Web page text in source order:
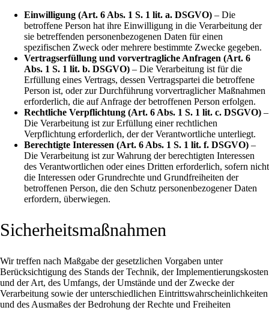
Einwilligung (Art. 6 Abs. 1 S. 1 lit. a. DSGVO) – Die
betroffene Person hat ihre Einwilligung in die Verarbeitung der
sie betreffenden personenbezogenen Daten für einen
spezifischen Zweck oder mehrere bestimmte Zwecke gegeben.
Vertragserfüllung und vorvertragliche Anfragen (Art. 6
Abs. 1 S. 1 lit. b. DSGVO) – Die Verarbeitung ist für die
Erfüllung eines Vertrags, dessen Vertragspartei die betroffene
Person ist, oder zur Durchführung vorvertraglicher Maßnahmen
erforderlich, die auf Anfrage der betroffenen Person erfolgen.
Rechtliche Verpflichtung (Art. 6 Abs. 1 S. 1 lit. c. DSGVO) –
Die Verarbeitung ist zur Erfüllung einer rechtlichen
Verpflichtung erforderlich, der der Verantwortliche unterliegt.
Berechtigte Interessen (Art. 6 Abs. 1 S. 1 lit. f. DSGVO) –
Die Verarbeitung ist zur Wahrung der berechtigten Interessen
des Verantwortlichen oder eines Dritten erforderlich, sofern nicht
die Interessen oder Grundrechte und Grundfreiheiten der
betroffenen Person, die den Schutz personenbezogener Daten
erfordern, überwiegen.
Sicherheitsmaßnahmen
Wir treffen nach Maßgabe der gesetzlichen Vorgaben unter
Berücksichtigung des Stands der Technik, der Implementierungskosten
und der Art, des Umfangs, der Umstände und der Zwecke der
Verarbeitung sowie der unterschiedlichen Eintrittswahrscheinlichkeiten
und des Ausmaßes der Bedrohung der Rechte und Freiheiten